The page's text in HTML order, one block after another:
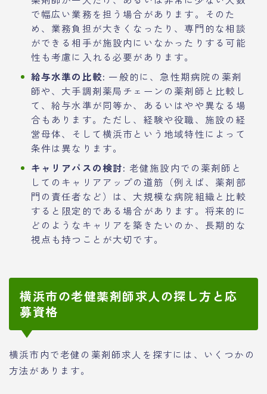
で幅広い業務を担う場合があります。そのた
め、業務負担が大きくなったり、専門的な相談
ができる相手が施設内にいなかったりする可能
性も考慮に入れる必要があります。
給与水準の比較: 一般的に、急性期病院の薬剤
師や、大手調剤薬局チェーンの薬剤師と比較し
て、給与水準が同等か、あるいはやや異なる場
合もあります。ただし、経験や役職、施設の経
営母体、そして横浜市という地域特性によって
条件は異なります。
キャリアパスの検討: 老健施設内での薬剤師と
してのキャリアアップの道筋（例えば、薬剤部
門の責任者など）は、大規模な病院組織と比較
すると限定的である場合があります。将来的に
どのようなキャリアを築きたいのか、長期的な
視点も持つことが大切です。
横浜市の老健薬剤師求人の探し方と応
募資格
横浜市内で老健の薬剤師求人を探すには、いくつかの
方法があります。